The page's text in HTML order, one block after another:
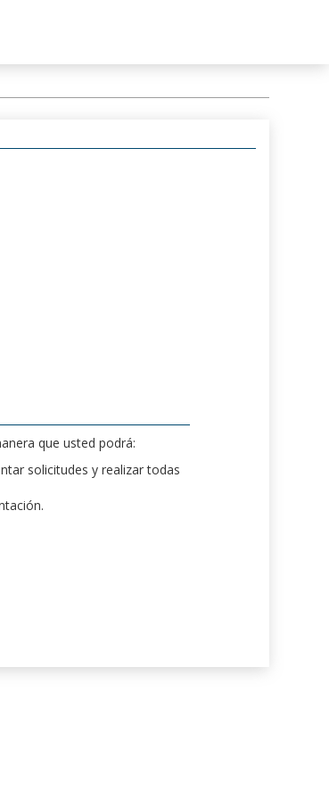
que usted podrá:
solicitudes y realizar todas